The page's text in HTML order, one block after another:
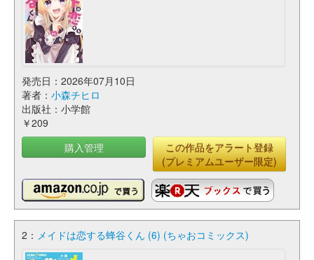
発売日：2026年07月10日
著者： 小森チヒロ
出版社：小学館
￥209
購入管理
この作品をアラート登録
(プレミアムユーザー限定)
2： メイドは恋する蜂谷くん (6) (ちゃおコミックス)